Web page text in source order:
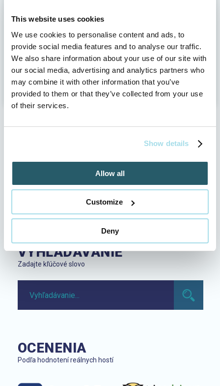
This website uses cookies
We use cookies to personalise content and ads, to
provide social media features and to analyse our traffic.
We also share information about your use of our site with
our social media, advertising and analytics partners who
may combine it with other information that you’ve
provided to them or that they’ve collected from your use
of their services.
Show details
Allow all
Customize
Deny
Máte už rezervovaný váš pobyt?
REZERVOVAŤ ONLINE
FACEBOOK
Sledujte nás aj na sociálnych sieťach
VYHĽADÁVANIE
Zadajte kľúčové slovo
OCENENIA
Podľa hodnotení reálnych hostí